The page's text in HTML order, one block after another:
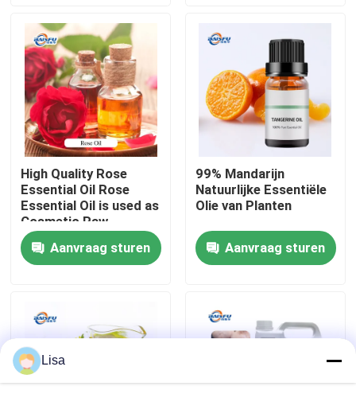
Video's
VR-show
Over ons
Fabriekstocht
Kwaliteitscontrole
Nieuws
Voedingsmiddelenessenties
grondstoffen
High Quality Rose
Essential Oil Rose
Essential Oil is used as
Cosmetic Raw
Material
Aanvraag sturen
99% Mandarijn
Natuurlijke Essentiële
Olie van Planten
Aanvraag sturen
Lisa